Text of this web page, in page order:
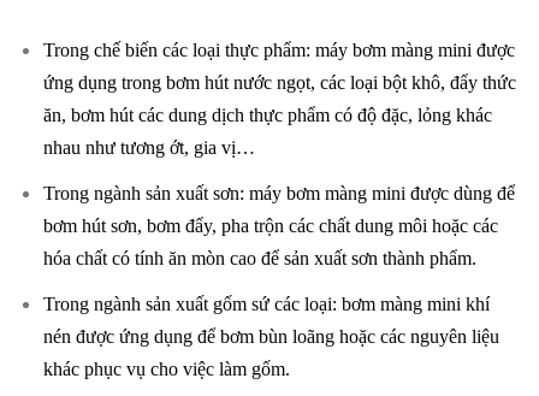
Trong chế biến các loại thực phẩm: máy bơm màng mini được
ứng dụng trong bơm hút nước ngọt, các loại bột khô, đẩy thức
ăn, bơm hút các dung dịch thực phẩm có độ đặc, lỏng khác
nhau như tương ớt, gia vị…
Trong ngành sản xuất sơn: máy bơm màng mini được dùng để
bơm hút sơn, bơm đẩy, pha trộn các chất dung môi hoặc các
hóa chất có tính ăn mòn cao để sản xuất sơn thành phẩm.
Trong ngành sản xuất gốm sứ các loại: bơm màng mini khí
nén được ứng dụng để bơm bùn loãng hoặc các nguyên liệu
khác phục vụ cho việc làm gốm.